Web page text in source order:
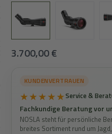
Regulärer Preis:
3.700,00 €
KUNDENVERTRAUEN
★★★★★Service &
Fachkundige Beratung vor
NOSLA steht für persönliche
breites Sortiment rund um